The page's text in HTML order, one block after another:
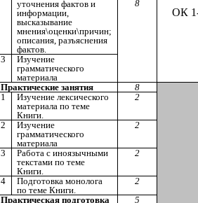
8
ОК
уточнения фактов и
информации,
высказывание
мнения\оценки\причин;
описания, разъяснения
фактов.
3
Изучение
грамматического
материала
Практические занятия
8
1
Изучение лексического
материала по теме
Книги.
2
2
Изучение
грамматического
материала
2
3
Работа с иноязычными
текстами по теме
Книги.
2
4
Подготовка монолога
по теме Книги.
2
Практическая подготовка
5